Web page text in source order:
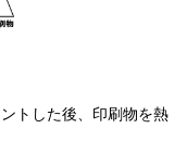
トした後、印刷物を熱